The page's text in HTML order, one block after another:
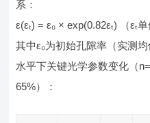
系：
ε(εₜ) = ε₀ × exp(0.82εₜ) （εₜ
其中ε₀为初始孔隙率（实测
水平下关键光学参数变化（
65%）：